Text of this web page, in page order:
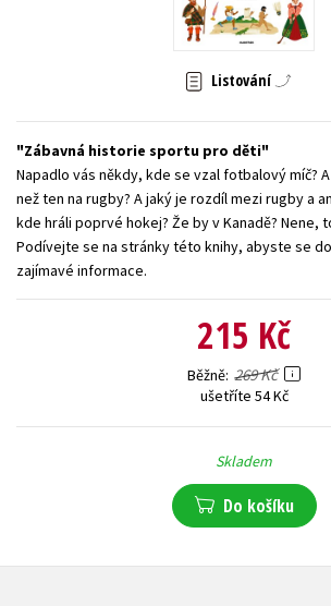
Zahraniční literatura
Všechny tituly
Listování
Zábavná historie sportu pro děti
Napadlo vás někdy, kde se vzal fotbalový míč?
než ten na rugby? A jaký je rozdíl mezi rugby a
kde hráli poprvé hokej? Že by v Kanadě? Nene,
Podívejte se na stránky této knihy, abyste se
zajímavé informace.
215 Kč
Běžně 269 Kč
ušetříte 54 Kč
Skladem
Do košíku